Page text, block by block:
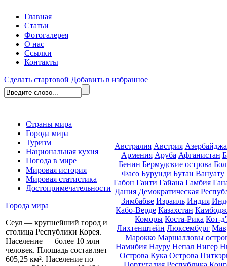
Главная
Статьи
Фотогалерея
О нас
Ссылки
Контакты
Сделать стартовой Добавить в избранное
Страны мира
Города мира
Туризм
Национальная кухня
Погода в мире
Мировая история
Мировая статистика
Достопримечательности
Города мира
Сеул — крупнейший город и
столица Республики Корея.
Население — более 10 млн
человек. Площадь составляет
605,25 км². Население по
Австралия Австрия
Армения Аруба Афганистан
Бенин Бермудские острова
Фасо Бурунди Бутан Вануату
Габон Гаити Гайана Гамбия
Дания Демократическая
Зимбабве Израиль Индия
Кабо-Верде Казахстан
Коморы Коста-Рика Кот-
Лихтенштейн Люксембург
Марокко Маршалловы
Намибия Науру Непал Нигер
Острова Кука Острова